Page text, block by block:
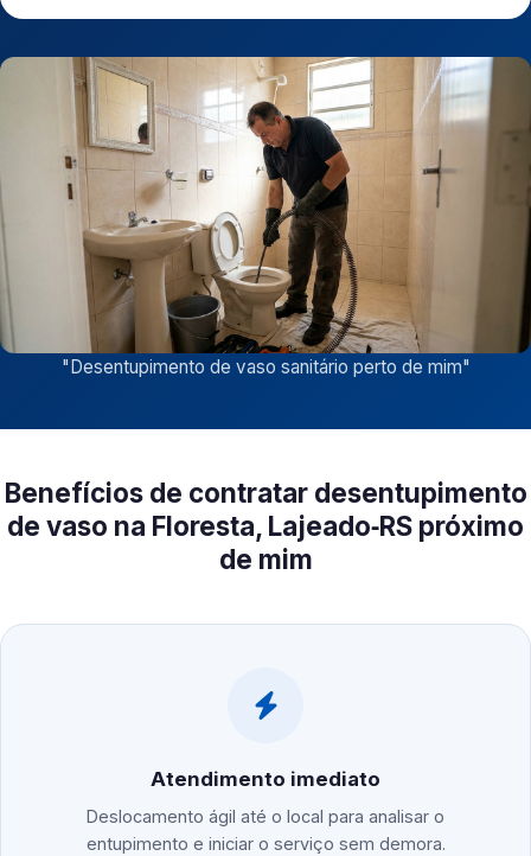
"Desentupimento de vaso sanitário perto de mim"
Benefícios de contratar desentupimento
de vaso na Floresta, Lajeado‑RS próximo
de mim
Atendimento imediato
Deslocamento ágil até o local para analisar o
entupimento e iniciar o serviço sem demora.